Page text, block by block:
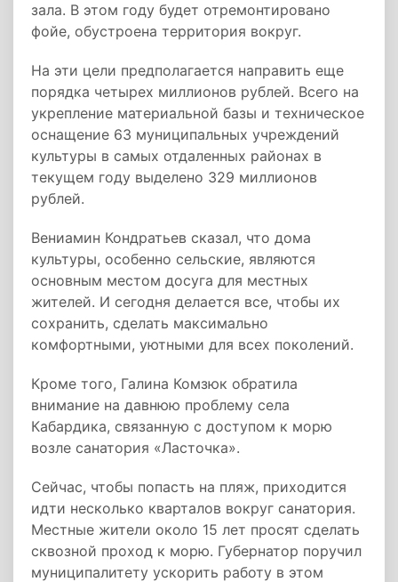
зала. В этом году будет отремонтировано
фойе, обустроена территория вокруг.
На эти цели предполагается направить еще
порядка четырех миллионов рублей. Всего на
укрепление материальной базы и техническое
оснащение 63 муниципальных учреждений
культуры в самых отдаленных районах в
текущем году выделено 329 миллионов
рублей.
Вениамин Кондратьев сказал, что дома
культуры, особенно сельские, являются
основным местом досуга для местных
жителей. И сегодня делается все, чтобы их
сохранить, сделать максимально
комфортными, уютными для всех поколений.
Кроме того, Галина Комзюк обратила
внимание на давнюю проблему села
Кабардика, связанную с доступом к морю
возле санатория «Ласточка».
Сейчас, чтобы попасть на пляж, приходится
идти несколько кварталов вокруг санатория.
Местные жители около 15 лет просят сделать
сквозной проход к морю. Губернатор поручил
муниципалитету ускорить работу в этом